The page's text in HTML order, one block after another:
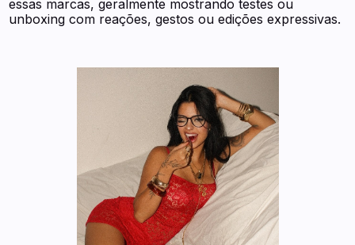
essas marcas, geralmente mostrando testes ou
unboxing com reações, gestos ou edições expressivas.